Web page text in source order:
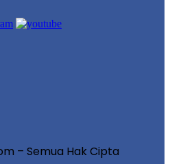
– Semua Hak Cipta